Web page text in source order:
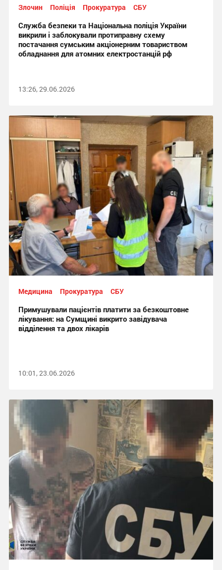
Злочин Поліція Прокуратура СБУ
Служба безпеки та Національна поліція України
викрили і заблокували протиправну схему
постачання сумським акціонерним товариством
обладнання для атомних електростанцій рф
13:26, 29.06.2026
Медицина Прокуратура СБУ
Примушували пацієнтів платити за безкоштовне
лікування: на Сумщині викрито завідувача
відділення та двох лікарів
10:01, 23.06.2026